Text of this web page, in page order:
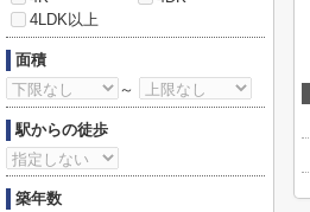
4LDK以上
面積
～
駅からの徒歩
築年数